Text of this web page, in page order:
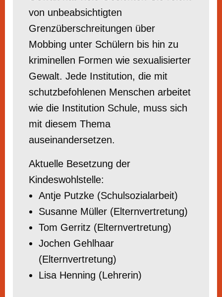
von unbeabsichtigten
Grenzüberschreitungen über
Mobbing unter Schülern bis hin zu
kriminellen Formen wie sexualisierter
Gewalt. Jede Institution, die mit
schutzbefohlenen Menschen arbeitet
wie die Institution Schule, muss sich
mit diesem Thema
auseinandersetzen.
Aktuelle Besetzung der
Kindeswohlstelle:
Antje Putzke (Schulsozialarbeit)
Susanne Müller (Elternvertretung)
Tom Gerritz (Elternvertretung)
Jochen Gehlhaar
(Elternvertretung)
Lisa Henning (Lehrerin)